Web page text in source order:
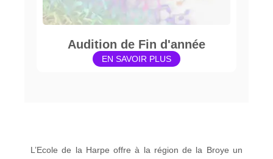
Audition de Fin d'année
EN SAVOIR PLUS
L’Ecole de la Harpe offre à la région de la Broye un